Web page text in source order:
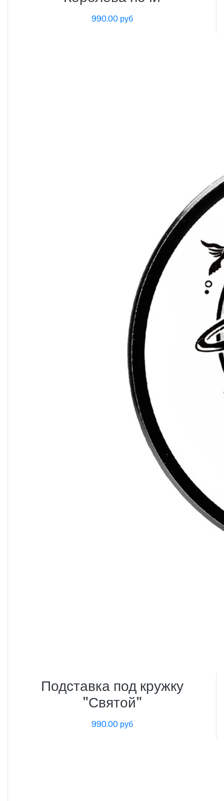
990.00 руб
Подставка под кружку
"Святой"
990.00 руб